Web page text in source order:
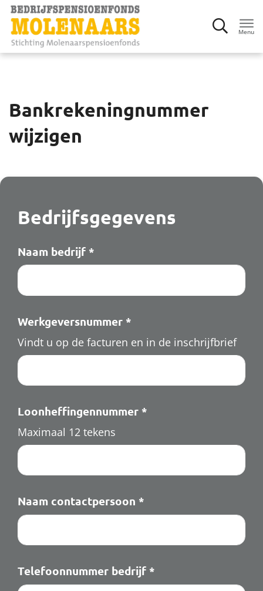
Menu
Deelnemers
Werkgevers
Mijn bedrijf
Gegevens aanleveren
Over het pensioenfonds
Nieuwe pensioenregeling
Documenten
Bankrekeningnummer
wijzigen
Bedrijfsgegevens
Naam bedrijf *
Werkgeversnummer *
Vindt u op de facturen en in de inschrijfbrief
Loonheffingennummer *
Maximaal 12 tekens
Naam contactpersoon *
Telefoonnummer bedrijf *